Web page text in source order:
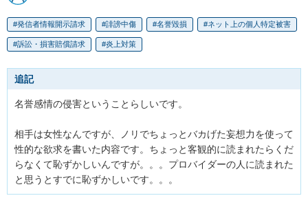
発信者情報開示請求 誹謗中傷 名誉毀損 ネット上の個人特定被害
訴訟・損害賠償請求 炎上対策
追記
名誉感情の侵害ということらしいです。
相手は女性なんですが、ノリでちょっとバカげた妄想力を使って
性的な欲求を書いた内容です。ちょっと客観的に読まれたらくだ
らなくて恥ずかしいんですが。。。プロバイダーの人に読まれた
と思うとすでに恥ずかしいです。。。